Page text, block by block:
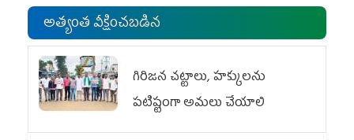
అత్యంత వీక్షించబడిన
గిరిజన చట్టాలు, హక్కులను
పటిష్టంగా అమలు చేయాలి